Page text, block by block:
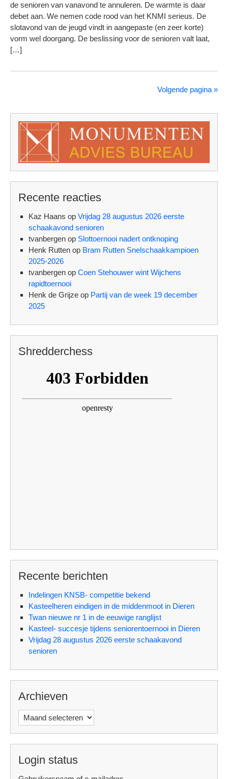
de senioren van vanavond te annuleren. De warmte is daar
debet aan. We nemen code rood van het KNMI serieus. De
slotavond van de jeugd vindt in aangepaste (en zeer korte)
vorm wel doorgang. De beslissing voor de senioren valt laat,
[…]
Volgende pagina »
Recente reacties
Kaz Haans op Vrijdag 28 augustus 2026 eerste
schaakavond senioren
tvanbergen op Slottoernooi nadert ontknoping
Henk Rutten op Bram Rutten Snelschaakkampioen
2025-2026
tvanbergen op Coen Stehouwer wint Wijchens
rapidtoernooi
Henk de Grijze op Partij van de week 19 december
2025
Shredderchess
Recente berichten
Indelingen KNSB- competitie bekend
Kasteelheren eindigen in de middenmoot in Dieren
Twan nieuwe nr 1 in de eeuwige ranglijst
Kasteel- succesje tijdens seniorentoernooi in Dieren
Vrijdag 28 augustus 2026 eerste schaakavond
senioren
Archieven
Archieven
Login status